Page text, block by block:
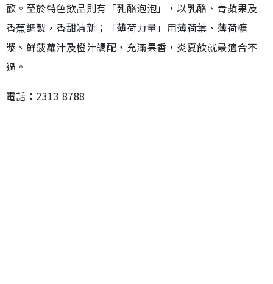
歡。至於特色飲品則有「乳酪泡泡」，以乳酪、青蘋果及
香蕉調製，香甜清新；「薄荷力量」用薄荷葉、薄荷糖
漿、鮮菠蘿汁及橙汁調配，充滿果香，炎夏飲就最適合不
過。
電話：2313 8788